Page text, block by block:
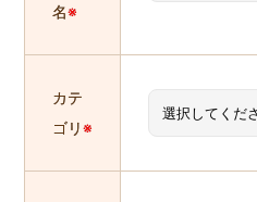
名※
カテ
ゴリ※